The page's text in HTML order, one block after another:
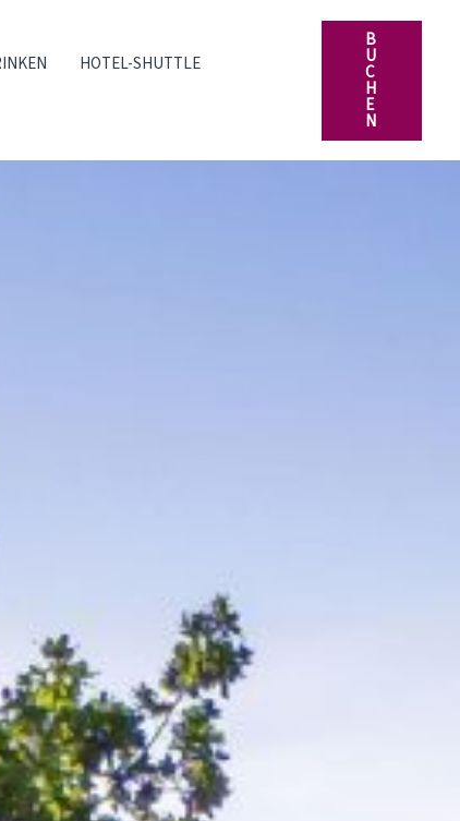
HOTEL-SHUTTLE
B
U
C
H
E
N